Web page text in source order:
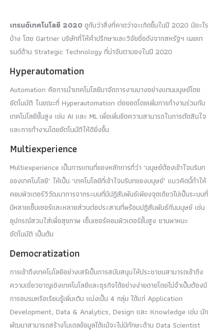
เทรนด์เทคโนโลยี 2020 ดูกันว่าสิ่งที่คาดว่าจะเกิดขึ้นในปี 2020 มีอะไร
บ้าง โดย Gartner บริษัทที่ให้คำปรึกษาและวิจัยชื่อดังจากสหรัฐฯ เผยเท
รนด์ด้าน Strategic Technology ที่น่าจับตามองในปี 2020
Hyperautomation
Automation คือการนำเทคโนโลยีมาจัดการงานบางอย่างแทนมนุษย์โดย
อัตโนมัติ ในขณะที่ Hyperautomation ต่อยอดโดยเพิ่มการทำงานร่วมกับ
เทคโนโลยีขั้นสูง เช่น AI และ ML เพื่อเพิ่มขีดความสามารถในการตัดสินใจ
และการทำงานโดยอัตโนมัติให้ดียิ่งขึ้น
Multiexperience
Multiexperience เป็นการแทนที่ของหลักการที่ว่า ‘มนุษย์ต้องเข้าใจบริบท
ของเทคโนโลยี’ ให้เป็น ‘เทคโนโลยีที่เข้าใจบริบทของมนุษย์’ แนวคิดนี้ทำให้
คอมพิวเตอร์วิวัฒนาการจากระบบที่มีปฏิสัมพันธ์เพียงจุดเดียวไปเป็นระบบที่
มีหลายเซ็นเซอร์และหลายส่วนต่อประสานที่พร้อมปฏิสัมพันธ์กับมนุษย์ เช่น
อุปกรณ์สวมใส่เพื่อสุขภาพ เซ็นเซอร์คอมพิวเตอร์ขั้นสูง ยานพาหนะ
อัตโนมัติ เป็นต้น
Democratization
การเข้าถึงเทคโนโลยีอย่างเสรีเป็นการสนับสนุนให้ประชาชนสามารถเข้าถึง
ความเชี่ยวชาญเชิงเทคโนโลยีและธุรกิจได้อย่างง่ายดายโดยไม่จำเป็นต้องมี
การอบรมหรือเรียนรู้เพิ่มเติม แบ่งเป็น 4 กลุ่ม ได้แก่ Application
Development, Data & Analytics, Design และ Knowledge เช่น นัก
พัฒนาสามารถสร้างโมเดลข้อมูลได้แม้จะไม่มีทักษะด้าน Data Scientist